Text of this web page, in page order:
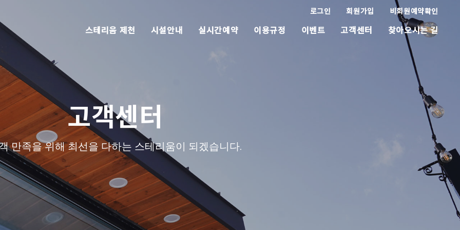
로그인 회원가입 비회원예약확인
스테리움 제천 시설안내 실시간예약 이용규정 이벤트 고객센터 찾아오시는 길
고객센터
만족을 위해 최선을 다하는 스테리움이 되겠습니다.